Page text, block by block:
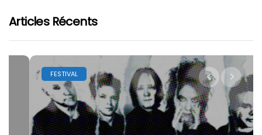
Articles Récents
FESTIVAL